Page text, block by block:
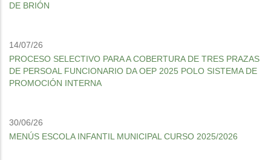
DE BRIÓN
14/07/26
PROCESO SELECTIVO PARA A COBERTURA DE TRES PRAZAS
DE PERSOAL FUNCIONARIO DA OEP 2025 POLO SISTEMA DE
PROMOCIÓN INTERNA
30/06/26
MENÚS ESCOLA INFANTIL MUNICIPAL CURSO 2025/2026